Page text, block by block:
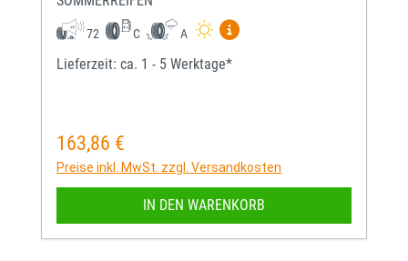
72 C A
Mehr Informationen zum
Lieferzeit: ca. 1 - 5 Werktage*
Regulärer Preis:
163,86 €
Preise inkl. MwSt. zzgl. Versandkosten
IN DEN WARENKORB